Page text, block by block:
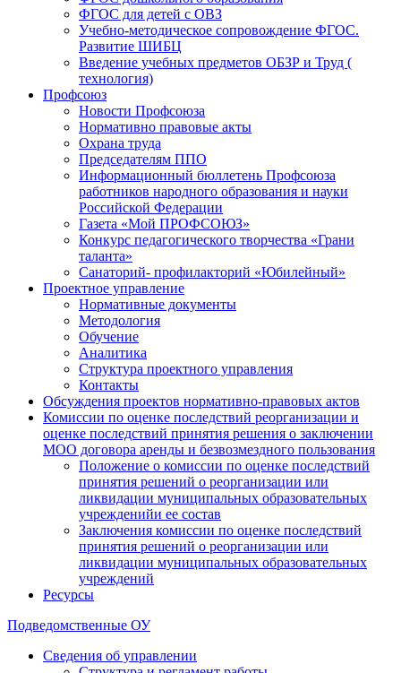
ФГОС для детей с ОВЗ
Учебно-методическое сопровождение ФГОС.
Развитие ШИБЦ
Введение учебных предметов ОБЗР и Труд (
технология)
Профсоюз
Новости Профсоюза
Нормативно правовые акты
Охрана труда
Председателям ППО
Информационный бюллетень Профсоюза
работников народного образования и науки
Российской Федерации
Газета «Мой ПРОФСОЮЗ»
Конкурс педагогического творчества «Грани
таланта»
Санаторий- профилакторий «Юбилейный»
Проектное управление
Нормативные документы
Методология
Обучение
Аналитика
Структура проектного управления
Контакты
Обсуждения проектов нормативно-правовых актов
Комиссии по оценке последствий реорганизации и
оценке последствий принятия решения о заключении
МОО договора аренды и безвозмездного пользования
Положение о комиссии по оценке последствий
принятия решений о реорганизации или
ликвидации муниципальных образовательных
учрежденийи ее состав
Заключения комиссии по оценке последствий
принятия решений о реорганизации или
ликвидации муниципальных образовательных
учреждений
Ресурсы
Подведомственные ОУ
Сведения об управлении